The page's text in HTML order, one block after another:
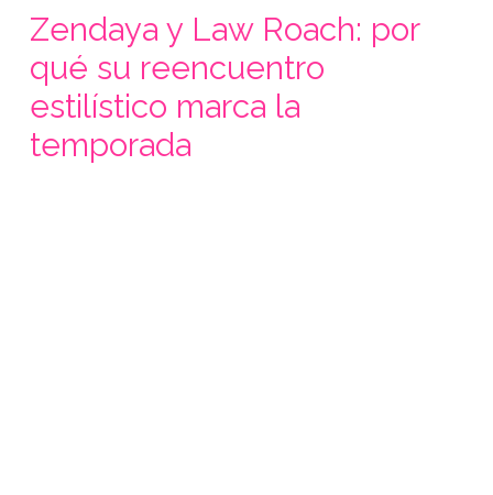
Zendaya y Law Roach: por
qué su reencuentro
estilístico marca la
temporada